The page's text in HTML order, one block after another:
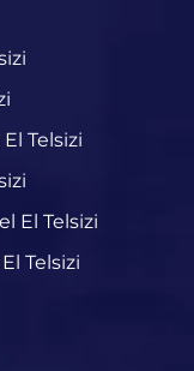
Telsizi
El Telsizi
Telsizi